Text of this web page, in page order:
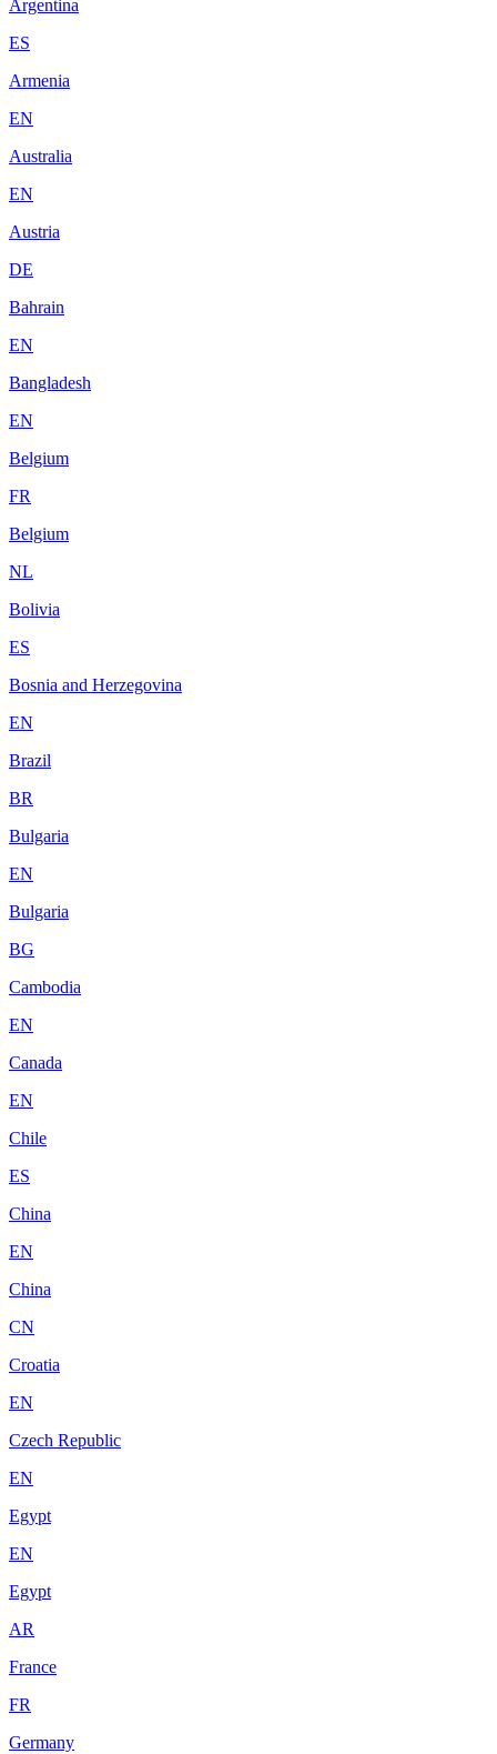
Argentina
ES
Armenia
EN
Australia
EN
Austria
DE
Bahrain
EN
Bangladesh
EN
Belgium
FR
Belgium
NL
Bolivia
ES
Bosnia and Herzegovina
EN
Brazil
BR
Bulgaria
EN
Bulgaria
BG
Cambodia
EN
Canada
EN
Chile
ES
China
EN
China
CN
Croatia
EN
Czech Republic
EN
Egypt
EN
Egypt
AR
France
FR
Germany